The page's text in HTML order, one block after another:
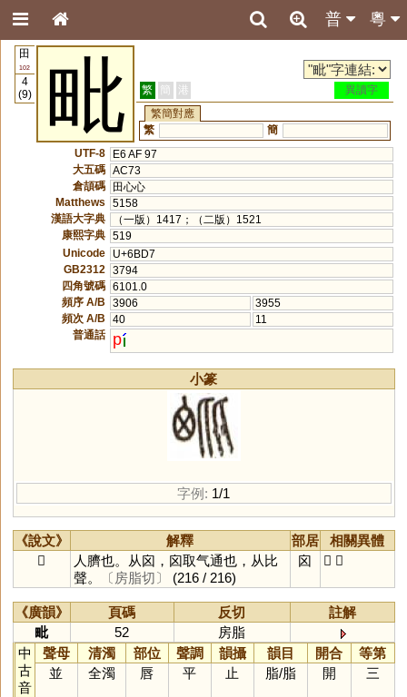
粵
普
田
102
4
(9)
毗 繁 簡 港
異讀字
繁簡對應
繁
簡
UTF-8
E6 AF 97
大五碼 AC73
倉頡碼
田心心
Matthews
5158
漢語大字典
（一版）1417；（二版）1521
康熙字典 519
Unicode
U+6BD7
GB2312
3794
四角號碼 6101.0
頻序 A/B
3906
3955
頻次 A/B
40
11
普通話
p
小篆
字例: 1/1
《說文》 解釋 部居
相關異體
𣬈
人臍也。从囟，囟取气通也，从比
聲。
〔房脂切〕 (216 / 216)
囟 𣬉 毗
《廣韻》 頁碼 反切
註解
毗
52
房脂
中
古
音
聲母 清濁 部位 聲調 韻攝 韻目 開合
等第
並
全濁 唇 平 止 脂/脂 開 三